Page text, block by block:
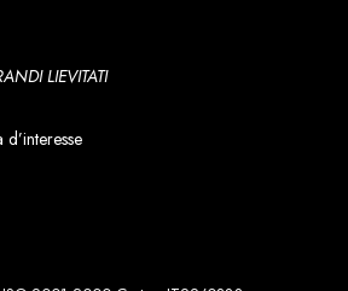
LIEVITATI